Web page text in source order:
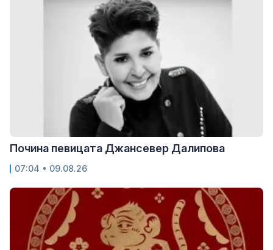
Почина певицата Джансевер Далипова
07:04 • 09.08.26